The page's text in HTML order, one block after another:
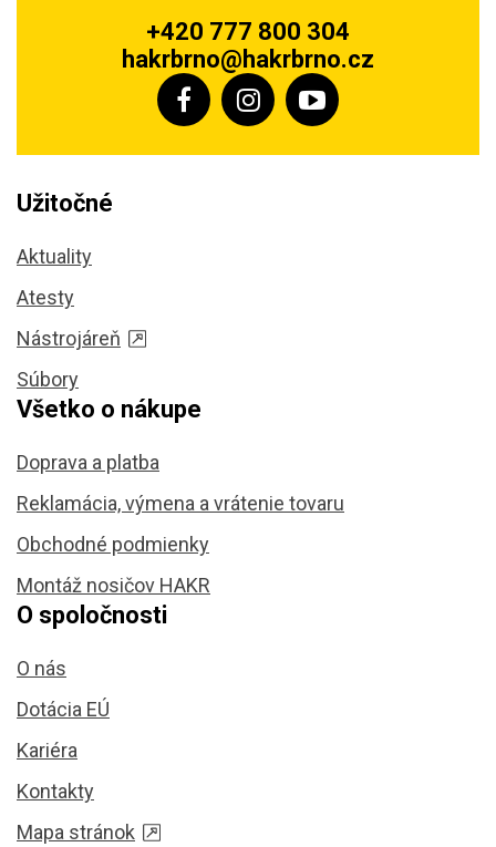
+420 777 800 304
hakrbrno@hakrbrno.cz
Užitočné
Aktuality
Atesty
Nástrojáreň
Súbory
Všetko o nákupe
Doprava a platba
Reklamácia, výmena a vrátenie tovaru
Obchodné podmienky
Montáž nosičov HAKR
O spoločnosti
O nás
Dotácia EÚ
Kariéra
Kontakty
Mapa stránok